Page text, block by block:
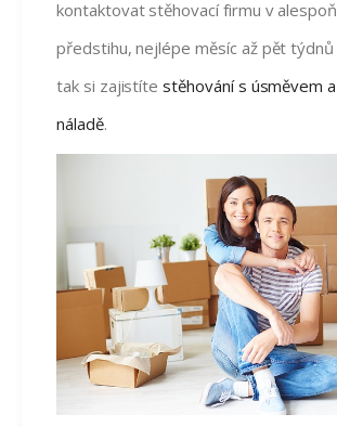
kontaktovat stěhovací firmu v
předstihu, nejlépe měsíc až pět
tak si zajistítestěhování s úsměvem
náladě.